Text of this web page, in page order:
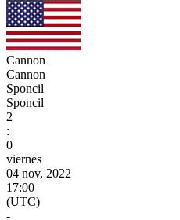
Cannon
Cannon
Sponcil
Sponcil
2
:
0
viernes
04 nov, 2022
17:00
(UTC)
-